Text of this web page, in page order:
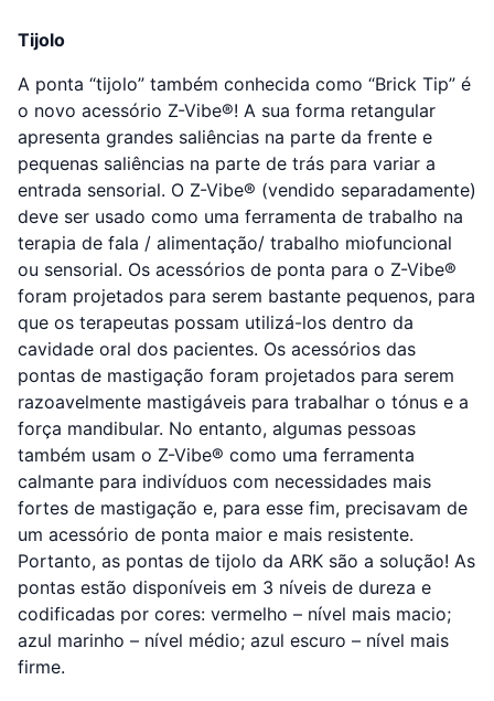
Tijolo
A ponta “tijolo” também conhecida como “Brick Tip” é
o novo acessório Z-Vibe®! A sua forma retangular
apresenta grandes saliências na parte da frente e
pequenas saliências na parte de trás para variar a
entrada sensorial. O Z-Vibe® (vendido separadamente)
deve ser usado como uma ferramenta de trabalho na
terapia de fala / alimentação/ trabalho miofuncional
ou sensorial. Os acessórios de ponta para o Z-Vibe®
foram projetados para serem bastante pequenos, para
que os terapeutas possam utilizá-los dentro da
cavidade oral dos pacientes. Os acessórios das
pontas de mastigação foram projetados para serem
razoavelmente mastigáveis ​​para trabalhar o tónus e a
força mandibular. No entanto, algumas pessoas
também usam o Z-Vibe® como uma ferramenta
calmante para indivíduos com necessidades mais
fortes de mastigação e, para esse fim, precisavam de
um acessório de ponta maior e mais resistente.
Portanto, as pontas de tijolo da ARK são a solução! As
pontas estão disponíveis em 3 níveis de dureza e
codificadas por cores: vermelho – nível mais macio;
azul marinho – nível médio; azul escuro – nível mais
firme.